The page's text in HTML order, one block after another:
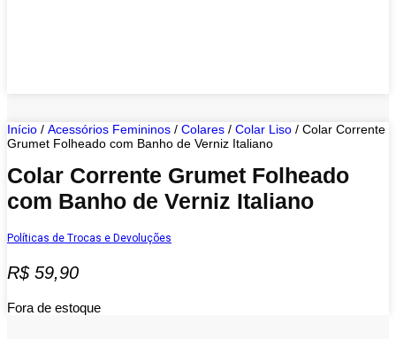
Início / Acessórios Femininos / Colares / Colar Liso / Colar Corrente
Grumet Folheado com Banho de Verniz Italiano
Colar Corrente Grumet Folheado
com Banho de Verniz Italiano
Políticas de Trocas e Devoluções
R$59,90
Fora de estoque